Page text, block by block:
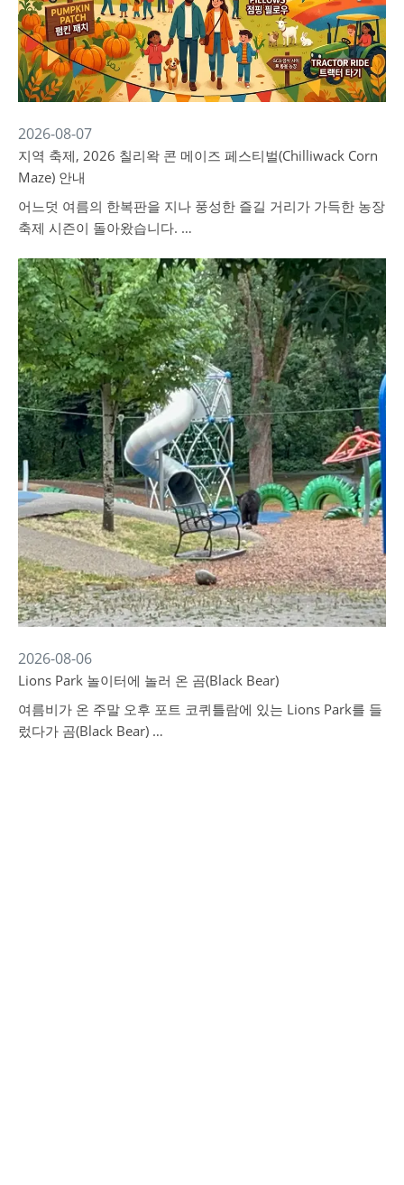
2026-08-07
지역 축제, 2026 칠리왁 콘 메이즈 페스티벌(Chilliwack Corn
Maze) 안내
어느덧 여름의 한복판을 지나 풍성한 즐길 거리가 가득한 농장
축제 시즌이 돌아왔습니다. …
2026-08-06
Lions Park 놀이터에 놀러 온 곰(Black Bear)
여름비가 온 주말 오후 포트 코퀴틀람에 있는 Lions Park를 들
렀다가 곰(Black Bear) …